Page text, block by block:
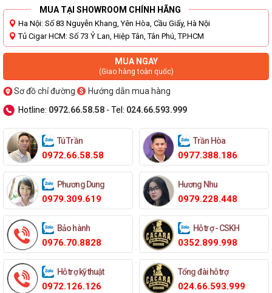
MUA TẠI SHOWROOM CHÍNH HÃNG
Ha Nội: Số 83 Nguyễn Khang, Yên Hòa, Cầu Giấy, Hà Nội
Tủ Cigar HCM: Số 73 Ỷ Lan, Hiệp Tân, Tân Phú, TP.HCM
MUA NGAY
(Giao hàng toàn quốc)
Sơ đồ chỉ đường
Hướng dẫn mua hàng
Hotline: 0972.66.58.58 - Tel: 024.66.593.999
Tú Trần
0972.66.58.58
Trần Hòa
0977.388.186
Phương Dung
0979.309.619
Hương Nhu
0979.228.448
Bảo hành
0976.70.8828
Hỗ trợ - CSKH
0352.899.998
Hỗ trợ kỹ thuật
0972.126.126
Tổng đài hỗ trợ
024.66.593.999